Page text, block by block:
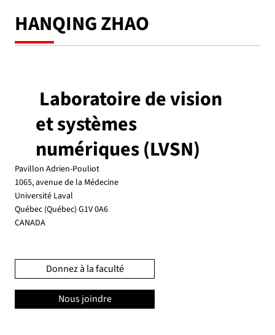
HANQING ZHAO
Laboratoire de vision
et systèmes
numériques (LVSN)
Pavillon Adrien-Pouliot
1065, avenue de la Médecine
Université Laval
Québec (Québec) G1V 0A6
CANADA
Donnez à la faculté
Nous joindre